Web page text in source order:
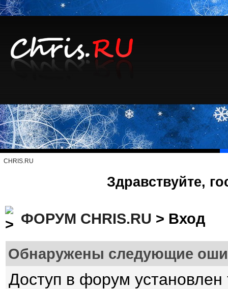
CHRIS.RU
Здравствуйте,
ФОРУМ CHRIS.RU > Вход
Обнаружены следующие
Доступ в форум